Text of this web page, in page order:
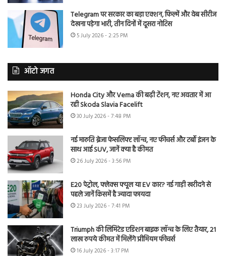
Telegram पर सरकार का बड़ा एक्शन, फिल्में और वेब सीरीज
देखना पड़ेगा भारी, तीन दिनों में दूसरा नोटिस
5 July 2026 - 2:25 PM
ऑटो जगत
Honda City और Verna की बढ़ी टेंशन, नए अवतार में आ
रही Skoda Slavia Facelift
30 July 2026 - 7:48 PM
नई मारुति ब्रेजा फेसलिफ्ट लॉन्च, नए फीचर्स और टर्बो इंजन के
साथ आई SUV, जानें क्या है कीमत
26 July 2026 - 3:56 PM
E20 पेट्रोल, फ्लेक्स फ्यूल या EV कार? नई गाड़ी खरीदने से
पहले जानें किसमें है ज्यादा फायदा
23 July 2026 - 7:41 PM
Triumph की लिमिटेड एडिशन बाइक लॉन्च के लिए तैयार, 21
लाख रुपये कीमत में मिलेंगे प्रीमियम फीचर्स
16 July 2026 - 3:17 PM